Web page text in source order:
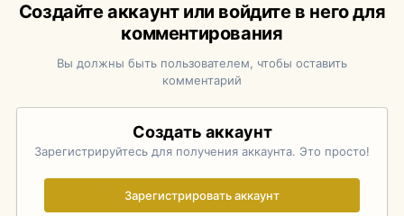
Создайте аккаунт или войдите в него для
комментирования
Вы должны быть пользователем, чтобы оставить
комментарий
Создать аккаунт
Зарегистрируйтесь для получения аккаунта. Это просто!
Зарегистрировать аккаунт